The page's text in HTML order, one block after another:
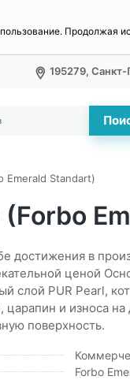
Продолжая
195279,
Emerald Standart)
достижения в
ценой
слой PUR Pearl,
и износа
поверхность.
Forbo